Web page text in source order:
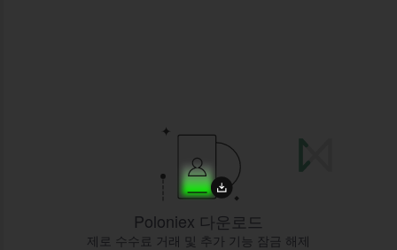
Poloniex 다운로드
제로 수수료 거래 및 추가 기능 잠금 해제